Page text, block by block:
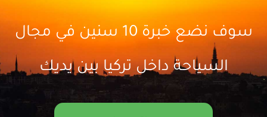
سوف نضع خبرة 10 سنين في مجال
السياحة داخل تركيا بين يديك